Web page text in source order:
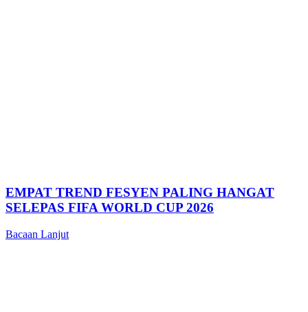
EMPAT TREND FESYEN PALING HANGAT
SELEPAS FIFA WORLD CUP 2026
Bacaan Lanjut